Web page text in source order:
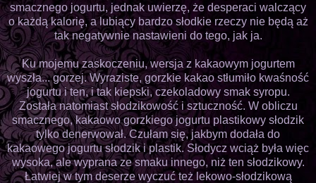
smacznego jogurtu, jednak uwierzę, że desperaci walczący
o każdą kalorię, a lubiący bardzo słodkie rzeczy nie będą aż
tak negatywnie nastawieni do tego, jak ja.
Ku mojemu zaskoczeniu, wersja z kakaowym jogurtem
wyszła... gorzej. Wyraziste, gorzkie kakao stłumiło kwaśność
jogurtu i ten, i tak kiepski, czekoladowy smak syropu.
Została natomiast słodzikowość i sztuczność. W obliczu
smacznego, kakaowo gorzkiego jogurtu plastikowy słodzik
tylko denerwował. Czułam się, jakbym dodała do
kakaowego jogurtu słodzik i plastik. Słodycz wciąż była więc
wysoka, ale wyprana ze smaku innego, niż ten słodzikowy.
Łatwiej w tym deserze wyczuć też lekowo-słodzikową